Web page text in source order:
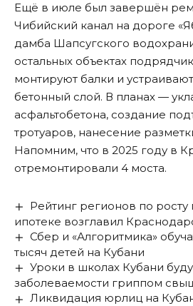
Ещё в июле был завершён
Чибийский канал на дороге
дамба Шапсугского
остальных объектах
монтируют балки и
бетонный слой. В планах —
асфальтобетона, создание
тротуаров, нанесение
Напомним, что в 2025 году в
отремонтировали 4 моста.
Рейтинг регионов по
ипотеке возглавил
Сбер и «Алгоритмика»
тысяч детей на Кубани
Уроки в школах Кубани
заболеваемости гриппом
Ликвидация юрлиц на